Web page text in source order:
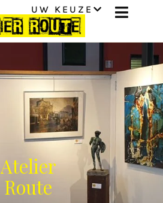
UW KEUZE
Atelier
Route